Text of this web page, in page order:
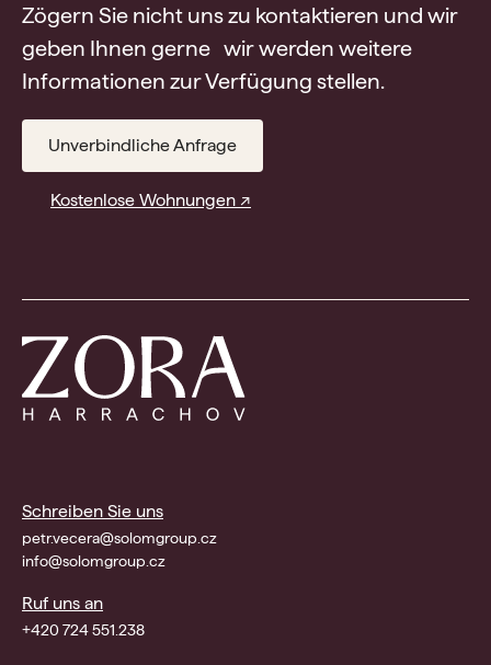
Zögern Sie nicht uns zu kontaktieren und wir
geben Ihnen gerne wir werden weitere
Informationen zur Verfügung stellen.
Unverbindliche Anfrage
Kostenlose Wohnungen ↗
Schreiben Sie uns
petr.vecera@solomgroup.cz
info@solomgroup.cz
Ruf uns an
+420 724 551.238